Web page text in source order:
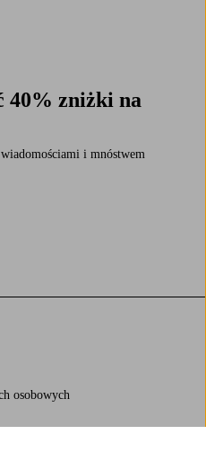
40% zniżki na
i mnóstwem
osobowych